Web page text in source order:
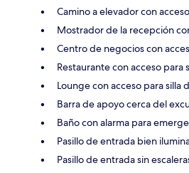
Camino a elevador con
Mostrador de la recepción
Centro de negocios con
Restaurante con acceso para
Lounge con acceso para silla
Barra de apoyo cerca del
Baño con alarma para
Pasillo de entrada bien
Pasillo de entrada sin